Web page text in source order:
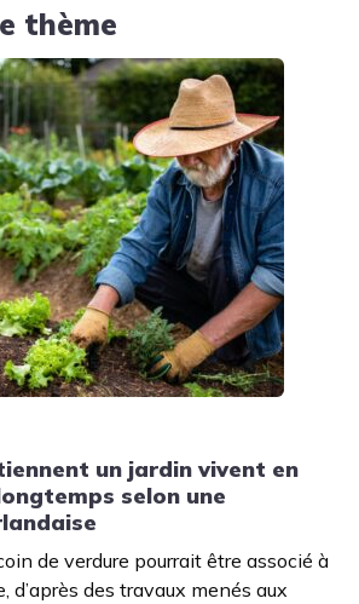
thème
un jardin vivent en
selon une
de verdure pourrait être associé à
d’après des travaux menés aux